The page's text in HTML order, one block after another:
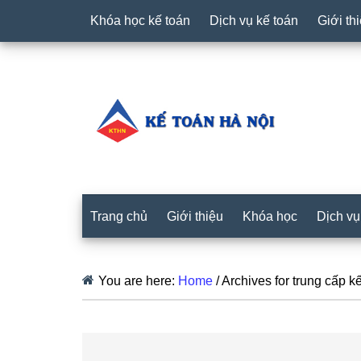
Khóa học kế toán Dịch vụ kế toán Giới
Trang chủ Giới thiệu Khóa học Dịch
You are here: Home /Archives for trung cấp